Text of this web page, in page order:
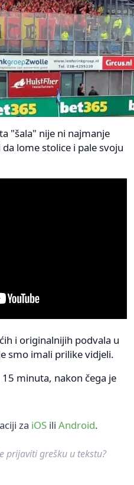
"šala" nije ni najmanje
lome stolice i pale svoju
i originalnijih podvala u
smo imali prilike vidjeli.
minuta, nakon čega je
za iOS ili Android.
prijaviti grešku u tekstu?